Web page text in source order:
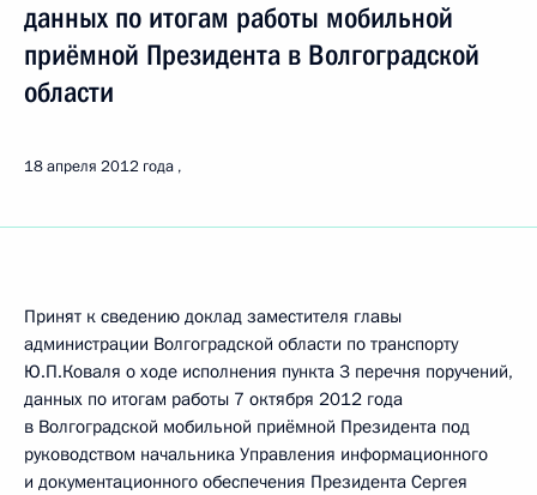
данных по итогам работы мобильной
приёмной Президента в Волгоградской
области
18 апреля 2012 года
Принят к сведению доклад заместителя главы
администрации Волгоградской области по транспорту
Ю.П.Коваля о ходе исполнения пункта 3 перечня поручений,
данных по итогам работы 7 октября 2012 года
в Волгоградской мобильной приёмной Президента под
руководством начальника Управления информационного
и документационного обеспечения Президента Сергея